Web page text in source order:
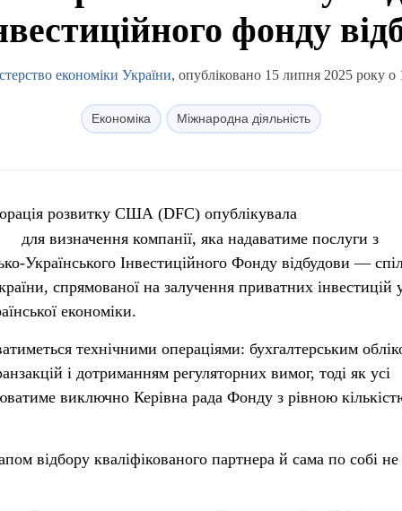
фонду
економіки України, опубліковано 15 липня 2025 року о
Економіка Міжнародна діяльність
розвитку США (DFC) опублікувала
для визначення компанії, яка надаватиме послуги з
Українського Інвестиційного Фонду відбудови —
спрямованої на залучення приватних інвестицій
економіки.
технічними операціями: бухгалтерським
і дотриманням регуляторних вимог, тоді як усі
виключно Керівна рада Фонду з рівною
відбору кваліфікованого партнера й сама по собі не